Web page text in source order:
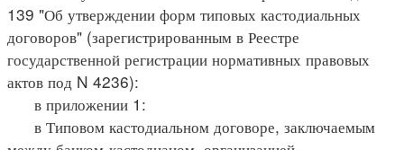
139 "Об утверждении форм типовых кастодиальных
договоров" (зарегистрированным в Реестре
государственной регистрации нормативных правовых
актов под N 4236):
в приложении 1:
в Типовом кастодиальном договоре, заключаемым